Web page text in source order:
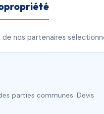
nos partenaires
parties communes. Devis